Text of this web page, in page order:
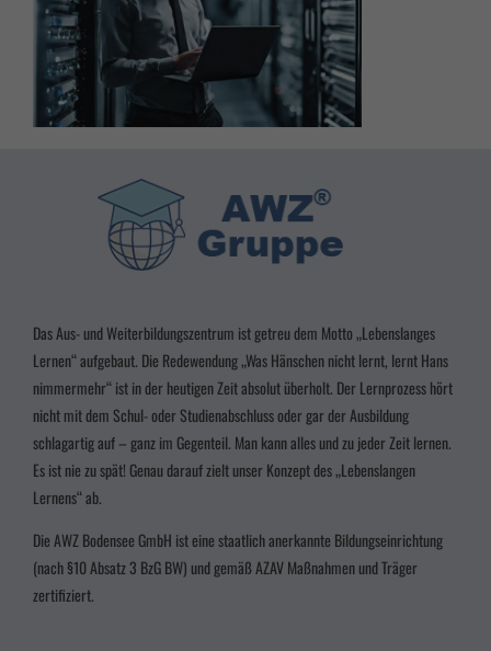
Das Aus- und Weiterbildungszentrum ist getreu dem Motto „Lebenslanges
Lernen“ aufgebaut. Die Redewendung „Was Hänschen nicht lernt, lernt Hans
nimmermehr“ ist in der heutigen Zeit absolut überholt. Der Lernprozess hört
nicht mit dem Schul- oder Studienabschluss oder gar der Ausbildung
schlagartig auf – ganz im Gegenteil. Man kann alles und zu jeder Zeit lernen.
Es ist nie zu spät! Genau darauf zielt unser Konzept des „Lebenslangen
Lernens“ ab.
Die AWZ Bodensee GmbH ist eine staatlich anerkannte Bildungseinrichtung
(nach §10 Absatz 3 BzG BW) und gemäß AZAV Maßnahmen und Träger
zertifiziert.
powered by Borlabs Cookie Datenschutzerklärung